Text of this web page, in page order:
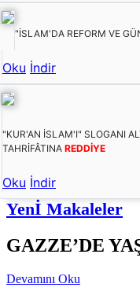
"İSLAM'DA REFORM VE
Oku İndir
"KUR'AN İSLAM'I" SLOGANI
TAHRİFÂTINA REDDİYE
Oku İndir
Yenİ Makaleler
GAZZE’DE
Devamını Oku